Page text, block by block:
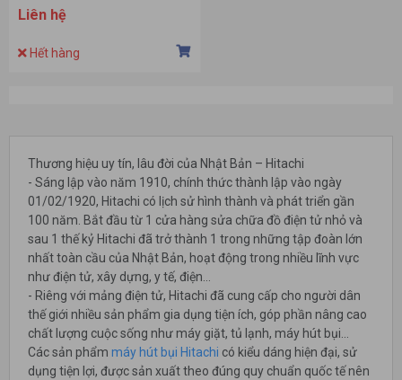
Liên hệ
Hết hàng
Thương hiệu uy tín, lâu đời của Nhật Bản – Hitachi
- Sáng lập vào năm 1910, chính thức thành lập vào ngày
01/02/1920, Hitachi có lịch sử hình thành và phát triển gần
100 năm. Bắt đầu từ 1 cửa hàng sửa chữa đồ điện tử nhỏ và
sau 1 thế kỷ Hitachi đã trở thành 1 trong những tập đoàn lớn
nhất toàn cầu của Nhật Bản, hoạt động trong nhiều lĩnh vực
như điện tử, xây dựng, y tế, điện…
- Riêng với mảng điện tử, Hitachi đã cung cấp cho người dân
thế giới nhiều sản phẩm gia dụng tiện ích, góp phần nâng cao
chất lượng cuộc sống như máy giặt, tủ lạnh, máy hút bụi…
Các sản phẩm máy hút bụi Hitachi có kiểu dáng hiện đại, sử
dụng tiện lợi, được sản xuất theo đúng quy chuẩn quốc tế nên